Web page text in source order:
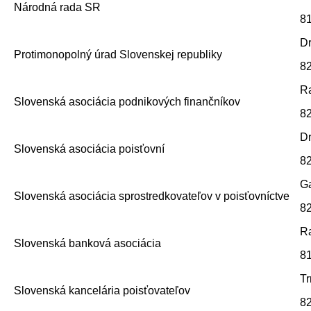
Národná rada SR
Protimonopolný úrad Slovenskej republiky
Slovenská asociácia podnikových finančníkov
Slovenská asociácia poisťovní
Slovenská asociácia sprostredkovateľov v poisťovníctve
Slovenská banková asociácia
Slovenská kancelária poisťovateľov